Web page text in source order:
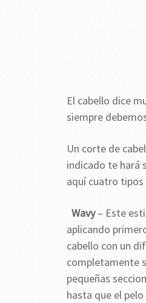
El cabello dice
siempre
Un corte de
indicado te hará
aquí cuatro tipos
Wavy– Este
aplicando
cabello con un
completamente
pequeñas
hasta que el